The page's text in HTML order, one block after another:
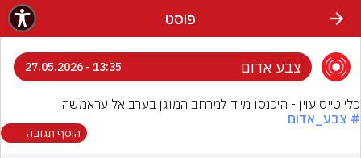
פוסט
צבע אדום 13:35 - 27.05.2026
כלי טייס עוין - היכנסו מייד למרחב המוגן בערב אל עראמשה
# צבע_אדום
הוסף תגובה